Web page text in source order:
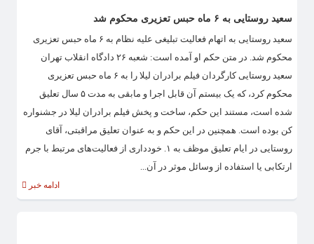
سعید روستایی به ۶ ماه حبس تعزیری محکوم شد
سعید روستایی به اتهام فعالیت تبلیغی علیه نظام به ۶ ماه حبس تعزیری
محکوم شد. در متن حکم او آمده است: شعبه ۲۶ دادگاه انقلاب تهران
سعید روستایی کارگردان فیلم برادران لیلا را به ۶ ماه حبس تعزیری
محکوم کرد، که یک بیستم آن قابل اجرا و مابقی به مدت ۵ سال تعلیق
شده است، مستند این حکم، ساخت و پخش فیلم برادران لیلا در جشنواره
کن بوده است. همچنین در این حکم و به عنوان تعلیق مراقبتی، آقای
روستایی در ایام تعلیق موظف به ۱. خودداری از فعالیت‌های مرتبط با جرم
ارتکابی یا استفاده از وسائل موثر در آن...
ادامه خبر